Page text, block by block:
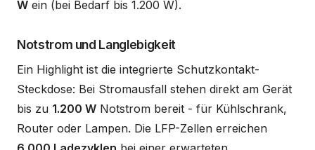
W ein (bei Bedarf bis 1.200 W).
Notstrom und Langlebigkeit
Ein Highlight ist die integrierte Schutzkontakt-
Steckdose: Bei Stromausfall stehen direkt am Gerät
bis zu 1.200 W Notstrom bereit - für Kühlschrank,
Router oder Lampen. Die LFP-Zellen erreichen